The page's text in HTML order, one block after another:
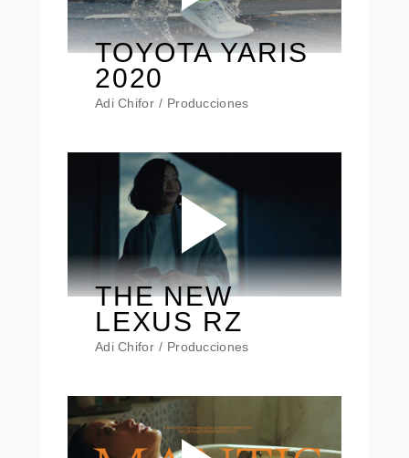
TOYOTA YARIS
2020
Adi Chifor Producciones
THE NEW
LEXUS RZ
Adi Chifor Producciones